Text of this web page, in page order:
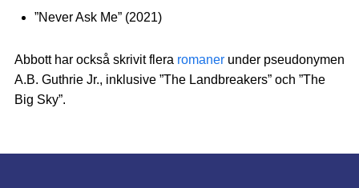
”Never Ask Me” (2021)
Abbott har också skrivit flera romanerunder pseudonymen
A.B. Guthrie Jr., inklusive ”The Landbreakers” och ”The
Big Sky”.